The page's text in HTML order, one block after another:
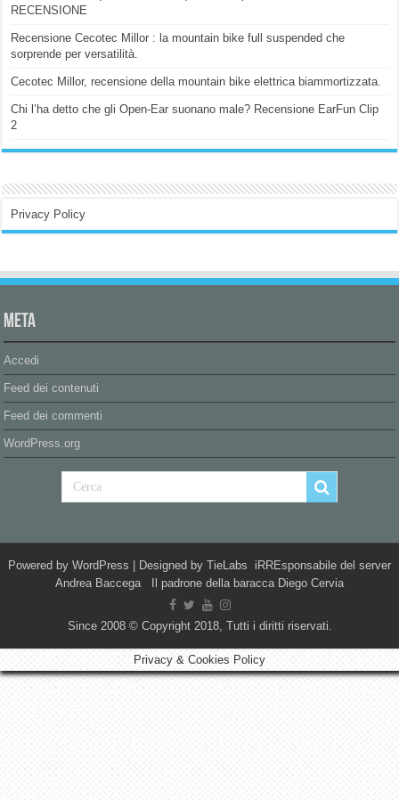
RECENSIONE
Recensione Cecotec Millor : la mountain bike full suspended che
sorprende per versatilità.
Cecotec Millor, recensione della mountain bike elettrica biammortizzata.
Chi l’ha detto che gli Open-Ear suonano male? Recensione EarFun Clip
2
Privacy Policy
Meta
Accedi
Feed dei contenuti
Feed dei commenti
WordPress.org
Powered by WordPress | Designed by TieLabs iRREsponsabile del server
Andrea Baccega Il padrone della baracca Diego Cervia
Since 2008 © Copyright 2018, Tutti i diritti riservati.
Privacy & Cookies Policy